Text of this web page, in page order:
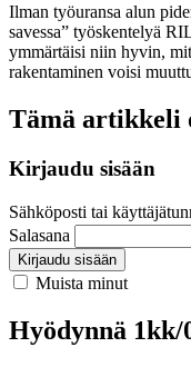
Ilman työuransa alun
savessa” työskentelyä
ymmärtäisi niin hyvin,
rakentaminen voisi
Tämä artikkeli
Kirjaudu sisään
Sähköposti tai
Salasana
Kirjaudu sisään
Muista minut
Hyödynnä 1kk/